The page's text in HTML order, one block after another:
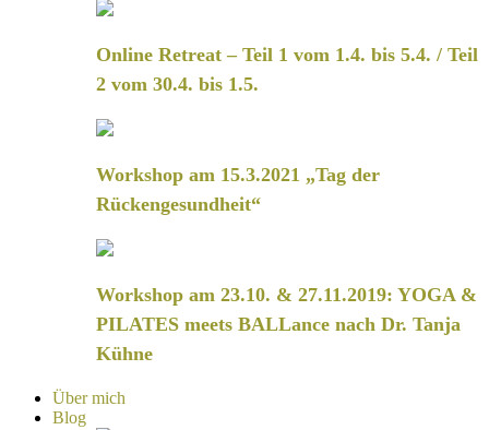
Online Retreat – Teil 1 vom 1.4. bis 5.4. / Teil
2 vom 30.4. bis 1.5.
Workshop am 15.3.2021 „Tag der
Rückengesundheit“
Workshop am 23.10. & 27.11.2019: YOGA &
PILATES meets BALLance nach Dr. Tanja
Kühne
Über mich
Blog